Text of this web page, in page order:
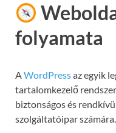
folyamata
AWordPressaz egyik
tartalomkezelő
biztonságos és
szolgáltatóipar számára.